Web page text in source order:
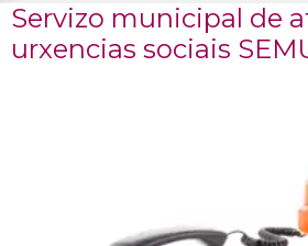
Servizo municipal de
urxencias sociais